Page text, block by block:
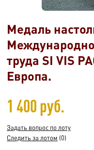
Медаль
труда SI VIS
Европа.
1 400 руб.
Задать вопрос по лоту
Следить за лотом (0)